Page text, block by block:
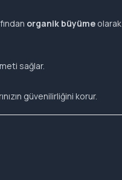
organik büyüme olarak
sağlar.
güvenilirliğini korur.